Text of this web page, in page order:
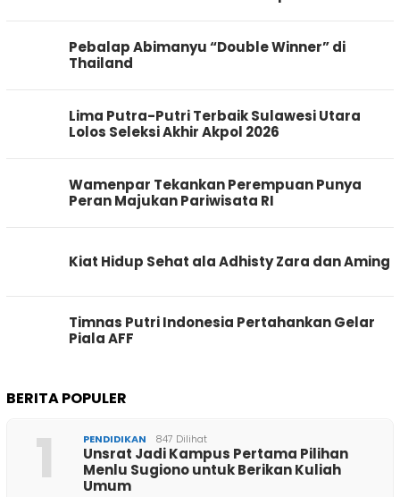
Pebalap Abimanyu “Double Winner” di
Thailand
Lima Putra-Putri Terbaik Sulawesi Utara
Lolos Seleksi Akhir Akpol 2026
Wamenpar Tekankan Perempuan Punya
Peran Majukan Pariwisata RI
Kiat Hidup Sehat ala Adhisty Zara dan Aming
Timnas Putri Indonesia Pertahankan Gelar
Piala AFF
BERITA POPULER
1 PENDIDIKAN 847 Dilihat
Unsrat Jadi Kampus Pertama Pilihan
Menlu Sugiono untuk Berikan Kuliah
Umum